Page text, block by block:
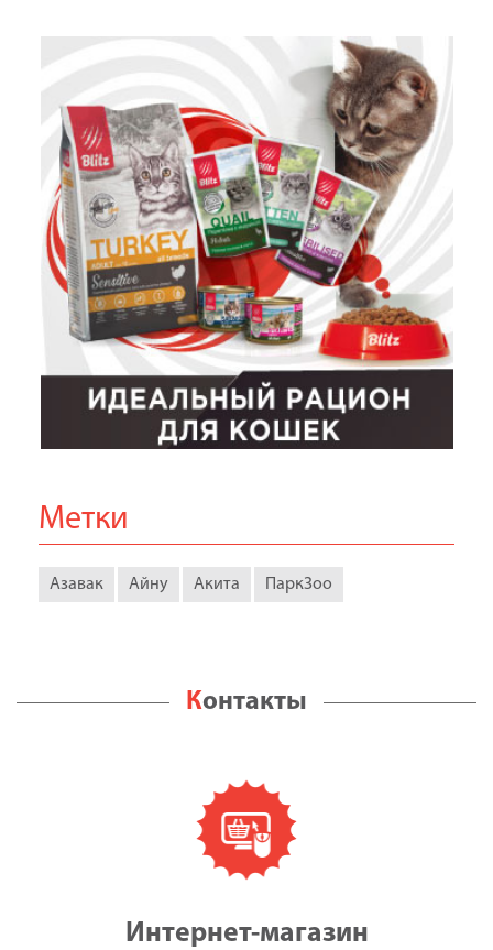
Метки
Азавак Айну Акита ПаркЗоо
Контакты
Интернет-магазин